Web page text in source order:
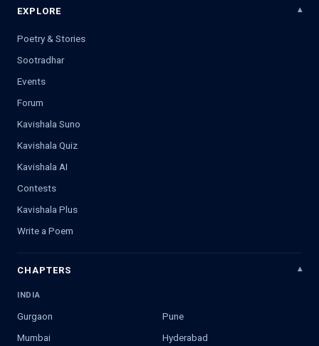
EXPLORE
Poetry & Stories
Sootradhar
Events
Forum
Kavishala Suno
Kavishala Quiz
Kavishala AI
Contests
Kavishala Plus
Write a Poem
CHAPTERS
INDIA
Gurgaon
Pune
Mumbai
Hyderabad